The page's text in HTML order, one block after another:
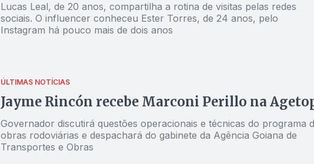
Lucas Leal, de 20 anos, compartilha a rotina de visitas pelas redes
sociais. O influencer conheceu Ester Torres, de 24 anos, pelo
Instagram há pouco mais de dois anos
ÚLTIMAS NOTÍCIAS
Jayme Rincón recebe Marconi Perillo na
Governador discutirá questões operacionais e técnicas do programa de
obras rodoviárias e despachará do gabinete da Agência Goiana de
Transportes e Obras